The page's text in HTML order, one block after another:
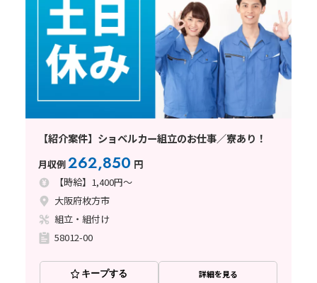
【紹介案件】ショベルカー組立のお仕事／寮あり！
月収例262,850 円
【時給】1,400円～
大阪府枚方市
組立・組付け
58012-00
キープする 詳細を見る